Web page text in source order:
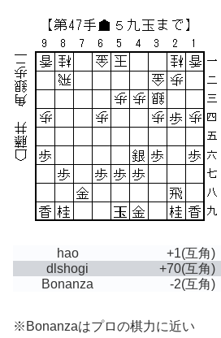
hao +1(互角)
dlshogi
+70(互角)
Bonanza
-2(互角)
※Bonanzaはプロの棋力に近い